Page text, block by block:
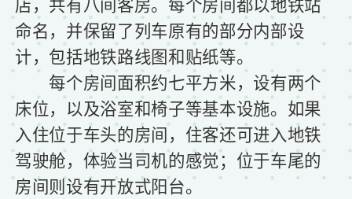
命名，并保留了列车原有的部分内部设
计，包括地铁路线图和贴纸等。
每个房间面积约七平方米，设有两个
床位，以及浴室和椅子等基本设施。如果
入住位于车头的房间，住客还可进入地铁
驾驶舱，体验当司机的感觉；位于车尾的
房间则设有开放式阳台。